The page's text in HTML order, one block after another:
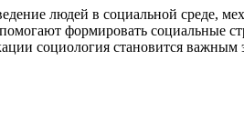
людей в социальной среде,
формировать социальные
социология становится важным